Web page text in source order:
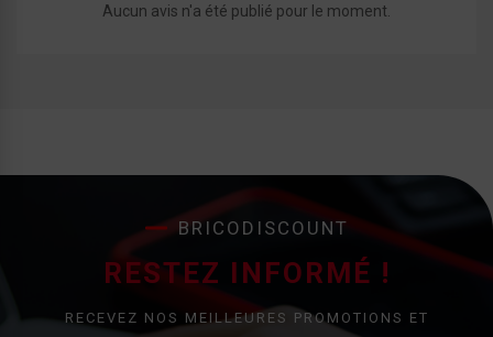
Aucun avis n'a été publié pour le moment.
BRICODISCOUNT
RESTEZ INFORMÉ !
RECEVEZ NOS MEILLEURES PROMOTIONS ET